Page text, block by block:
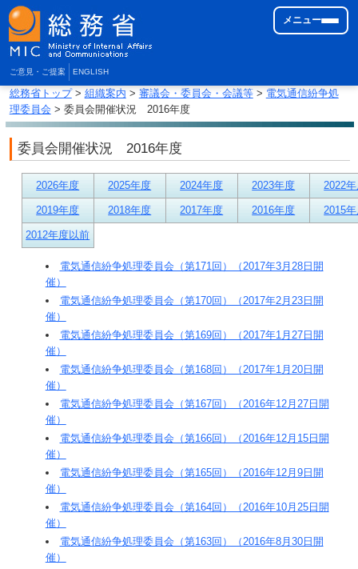
ご意見・ご提案 ENGLISH
メニュー
総務省トップ> 組織案内 > 審議会・委員会・会議等> 電気通信紛争処
理委員会 > 委員会開催状況 2016年度
委員会開催状況 2016年度
2026年度 2025年度 2024年度 2023年度 2022
2019年度 2018年度 2017年度 2016年度 2015
2012年度以前
電気通信紛争処理委員会（第171回）（2017年3月28日開
催）
電気通信紛争処理委員会（第170回）（2017年2月23日開
催）
電気通信紛争処理委員会（第169回）（2017年1月27日開
催）
電気通信紛争処理委員会（第168回）（2017年1月20日開
催）
電気通信紛争処理委員会（第167回）（2016年12月27日開
催）
電気通信紛争処理委員会（第166回）（2016年12月15日開
催）
電気通信紛争処理委員会（第165回）（2016年12月9日開
催）
電気通信紛争処理委員会（第164回）（2016年10月25日開
催）
電気通信紛争処理委員会（第163回）（2016年8月30日開
催）